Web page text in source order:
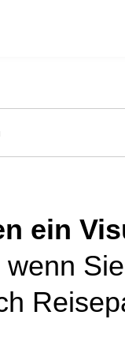
ein
wenn Sie